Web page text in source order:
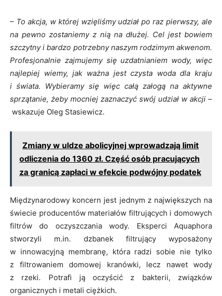
– To akcja, w której wzięliśmy udział po raz pierwszy, ale
na pewno zostaniemy z nią na dłużej. Cel jest bowiem
szczytny i bardzo potrzebny naszym rodzimym akwenom.
Profesjonalnie zajmujemy się uzdatnianiem wody, więc
najlepiej wiemy, jak ważna jest czysta woda dla kraju
i świata. Wybieramy się więc całą załogą na aktywne
sprzątanie, żeby mocniej zaznaczyć swój udział w akcji –
wskazuje Oleg Stasiewicz.
Zmiany w uldze abolicyjnej wprowadzają limit
odliczenia do 1360 zł. Część osób pracujących
za granicą zapłaci w efekcie podwójny podatek
Międzynarodowy koncern jest jednym z największych na
świecie producentów materiałów filtrujących i domowych
filtrów do oczyszczania wody. Eksperci Aquaphora
stworzyli m.in. dzbanek filtrujący wyposażony
w innowacyjną membranę, która radzi sobie nie tylko
z filtrowaniem domowej kranówki, lecz nawet wody
z rzeki. Potrafi ją oczyścić z bakterii, związków
organicznych i metali ciężkich.